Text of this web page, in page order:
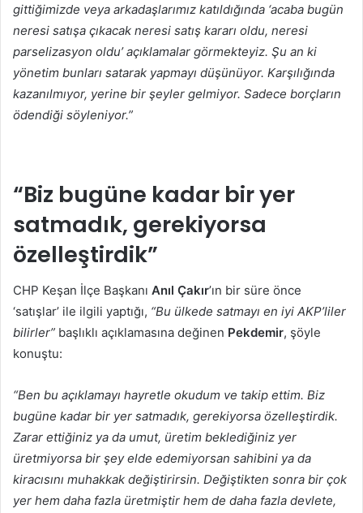
gittiğimizde veya arkadaşlarımız katıldığında ‘acaba bugün
neresi satışa çıkacak neresi satış kararı oldu, neresi
parselizasyon oldu’ açıklamalar görmekteyiz. Şu an ki
yönetim bunları satarak yapmayı düşünüyor. Karşılığında
kazanılmıyor, yerine bir şeyler gelmiyor. Sadece borçların
ödendiği söyleniyor.”
“Biz bugüne kadar bir yer
satmadık, gerekiyorsa
özelleştirdik”
CHP Keşan İlçe Başkanı Anıl Çakır’ın bir süre önce
‘satışlar’ ile ilgili yaptığı, “Bu ülkede satmayı en iyi AKP’liler
bilirler” başlıklı açıklamasına değinen Pekdemir, şöyle
konuştu:
“Ben bu açıklamayı hayretle okudum ve takip ettim. Biz
bugüne kadar bir yer satmadık, gerekiyorsa özelleştirdik.
Zarar ettiğiniz ya da umut, üretim beklediğiniz yer
üretmiyorsa bir şey elde edemiyorsan sahibini ya da
kiracısını muhakkak değiştirirsin. Değiştikten sonra bir çok
yer hem daha fazla üretmiştir hem de daha fazla devlete,